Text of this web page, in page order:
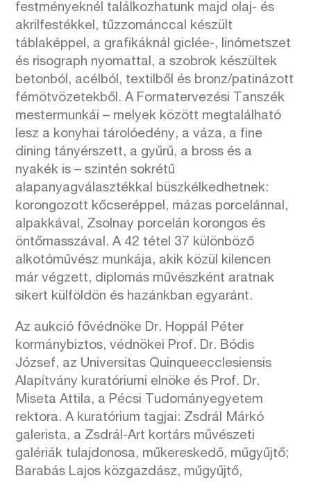
festményeknél találkozhatunk majd olaj- és
akrilfestékkel, tűzzománccal készült
táblaképpel, a grafikáknál giclée-, linómetszet
és risograph nyomattal, a szobrok készültek
betonból, acélból, textilből és bronz/patinázott
fémötvözetekből. A Formatervezési Tanszék
mestermunkái – melyek között megtalálható
lesz a konyhai tárolóedény, a váza, a fine
dining tányérszett, a gyűrű, a bross és a
nyakék is – szintén sokrétű
alapanyagválasztékkal büszkélkedhetnek:
korongozott kőcseréppel, mázas porcelánnal,
alpakkával, Zsolnay porcelán korongos és
öntőmasszával. A 42 tétel 37 különböző
alkotóművész munkája, akik közül kilencen
már végzett, diplomás művészként aratnak
sikert külföldön és hazánkban egyaránt.
Az aukció fővédnöke Dr. Hoppál Péter
kormánybiztos, védnökei Prof. Dr. Bódis
József, az Universitas Quinqueecclesiensis
Alapítvány kuratóriumi elnöke és Prof. Dr.
Miseta Attila, a Pécsi Tudományegyetem
rektora. A kuratórium tagjai: Zsdrál Márkó
galerista, a Zsdrál-Art kortárs művészeti
galériák tulajdonosa, műkereskedő, műgyűjtő;
Barabás Lajos közgazdász, műgyűjtő,